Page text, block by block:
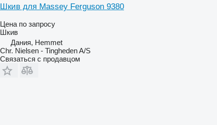
Шкив для Massey Ferguson 9380
Цена по запросу
Шкив
Дания, Hemmet
Chr. Nielsen - Tingheden A/S
Связаться с продавцом